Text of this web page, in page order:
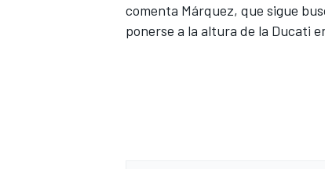
comenta Márquez, que sigue
ponerse a la altura de la Ducati